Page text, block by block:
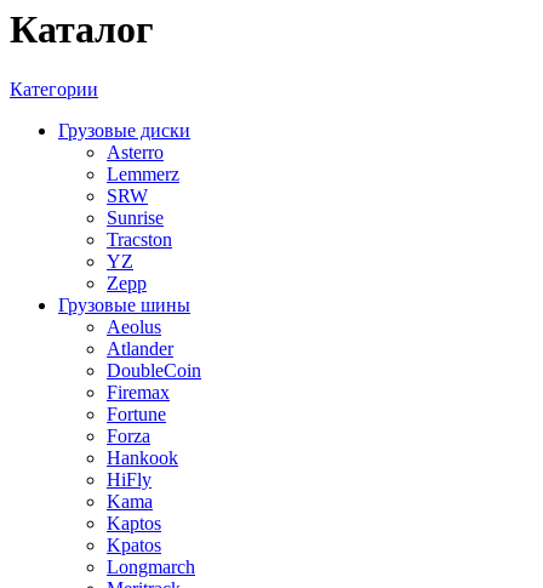
Каталог
Категории
Грузовые диски
Asterro
Lemmerz
SRW
Sunrise
Tracston
YZ
Zepp
Грузовые шины
Aeolus
Atlander
DoubleCoin
Firemax
Fortune
Forza
Hankook
HiFly
Kama
Kaptos
Kpatos
Longmarch